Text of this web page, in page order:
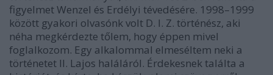
figyelmet Wenzel és Erdélyi tévedésére. 1998–1999
között gyakori olvasónk volt D. I. Z. történész, aki
néha megkérdezte tőlem, hogy éppen mivel
foglalkozom. Egy alkalommal elmeséltem neki a
történetet II. Lajos haláláról. Érdekesnek találta a